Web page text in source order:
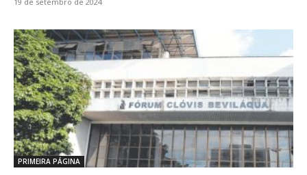
PRIMEIRA PÁGINA